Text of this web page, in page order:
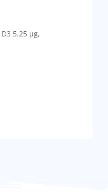
5.25 µg,